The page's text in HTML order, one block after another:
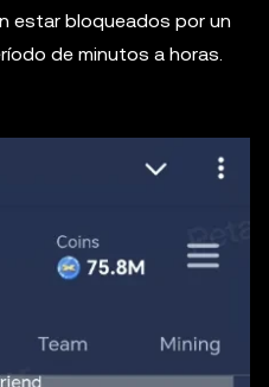
estar bloqueados por un
de minutos a horas.